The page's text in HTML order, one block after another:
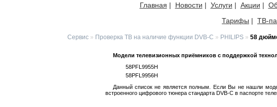
Главная | Новости | Услуги | Акции |
Тарифы | ТВ-
Сервис » Проверка ТВ на наличие функции DVB-C » PHILIPS » 58
Модели телевизионных приёмников с поддержкой
58PFL9955H
58PFL9956H
Данный список не является полным. Если Вы не нашли
встроенного цифрового тюнера стандарта DVB-C в паспорте